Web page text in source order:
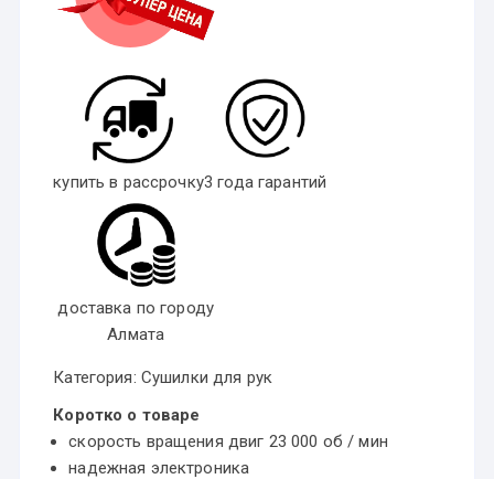
купить в рассрочку3 года гарантий
доставка по городу
Алмата
Категория: Сушилки для рук
Коротко о товаре
скорость вращения двиг 23 000 об / мин
надежная электроника